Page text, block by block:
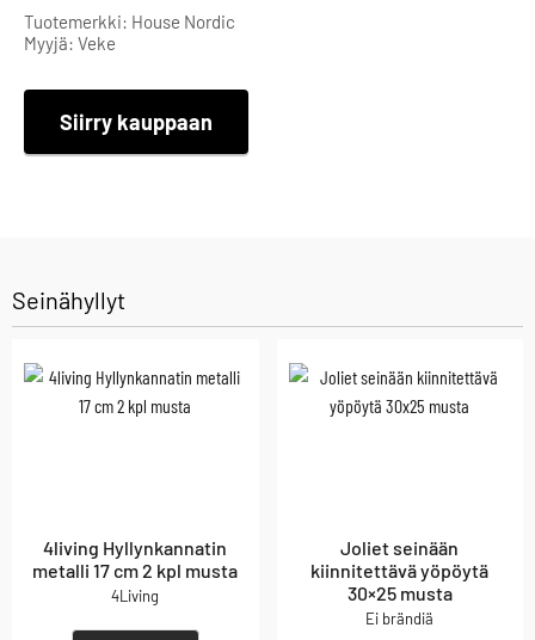
Tuotemerkki: House Nordic
Myyjä: Veke
Siirry kauppaan
Seinähyllyt
4living Hyllynkannatin
metalli 17 cm 2 kpl musta
4Living
Joliet seinään
kiinnitettävä yöpöytä
30×25 musta
Ei brändiä